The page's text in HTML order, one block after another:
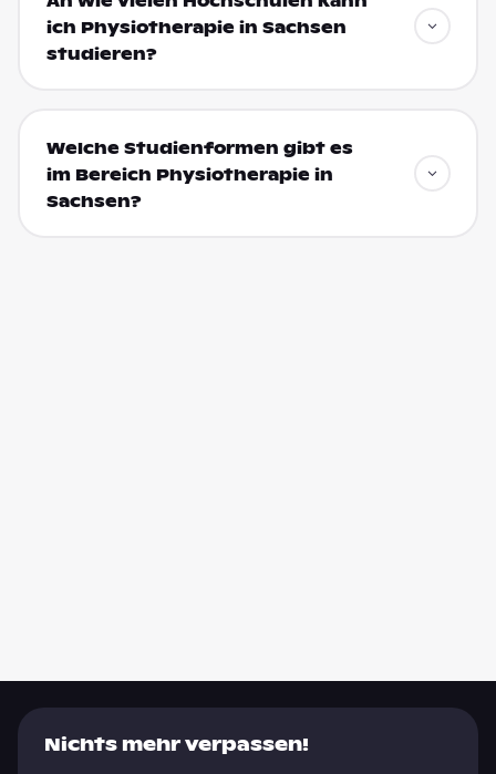
ich Physiotherapie in Sachsen
studieren?
Welche Studienformen gibt es
im Bereich Physiotherapie in
Sachsen?
Nichts mehr verpassen!